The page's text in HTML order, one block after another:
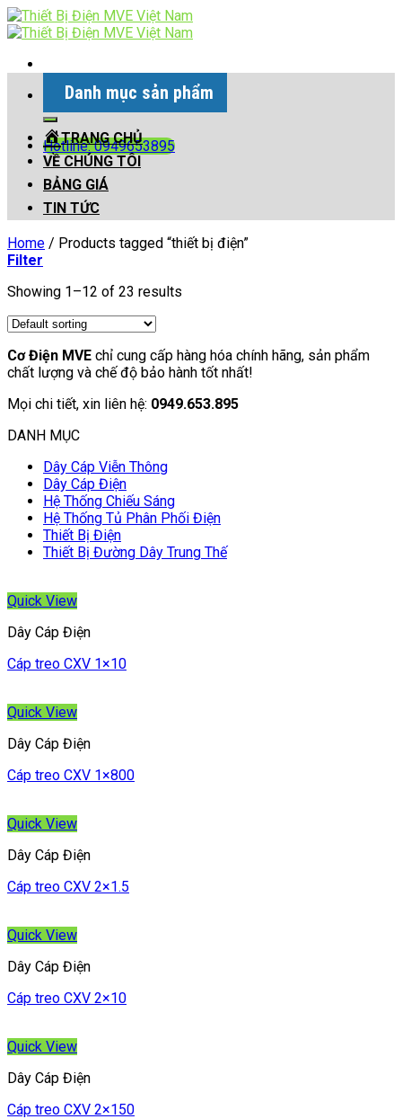
Skip
to
Search
for:
Hotline: 0949653895
Danh mục sản phẩm
TRANG CHỦ
VỀ CHÚNG TÔI
BẢNG GIÁ
TIN TỨC
Home / Products tagged “thiết bị điện”
Filter
Showing 1–12 of 23 results
Cơ Điện MVE chỉ cung cấp hàng hóa chính hãng, sản phẩm
chất lượng và chế độ bảo hành tốt nhất!
Mọi chi tiết, xin liên hệ: 0949.653.895
DANH MỤC
Dây Cáp Viễn Thông
Dây Cáp Điện
Hệ Thống Chiếu Sáng
Hệ Thống Tủ Phân Phối Điện
Thiết Bị Điện
Thiết Bị Đường Dây Trung Thế
Quick View
Dây Cáp Điện
Cáp treo CXV 1×10
Quick View
Dây Cáp Điện
Cáp treo CXV 1×800
Quick View
Dây Cáp Điện
Cáp treo CXV 2×1.5
Quick View
Dây Cáp Điện
Cáp treo CXV 2×10
Quick View
Dây Cáp Điện
Cáp treo CXV 2×150